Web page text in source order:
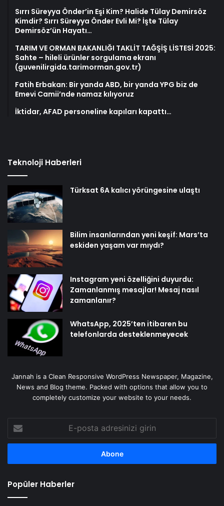
Sırrı Süreyya Önder’in Eşi Kim? Halide Tülay Demirsöz
Kimdir? Sırrı Süreyya Önder Evli Mi? İşte Tülay
Demirsöz’ün Hayatı…
TARIM VE ORMAN BAKANLIĞI TAKLİT TAĞŞİŞ LİSTESİ 2025:
Sahte – hileli ürünler sorgulama ekranı
(guvenilirgida.tarimorman.gov.tr)
Fatih Erbakan: Bir yanda ABD, bir yanda YPG biz de
Emevi Camii’nde namaz kılıyoruz
İktidar, AFAD personeline kapıları kapattı…
Teknoloji Haberleri
Türksat 6A kalıcı yörüngesine ulaştı
Bilim insanlarından yeni keşif: Mars’ta
eskiden yaşam var mıydı?
Instagram yeni özelliğini duyurdu:
Zamanlanmış mesajlar! Mesaj nasıl
zamanlanır?
WhatsApp, 2025’ten itibaren bu
telefonlarda desteklenmeyecek
Jannah is a Clean Responsive WordPress Newspaper, Magazine,
News and Blog theme. Packed with options that allow you to
completely customize your website to your needs.
posta
adresinizi
Popüler Haberler